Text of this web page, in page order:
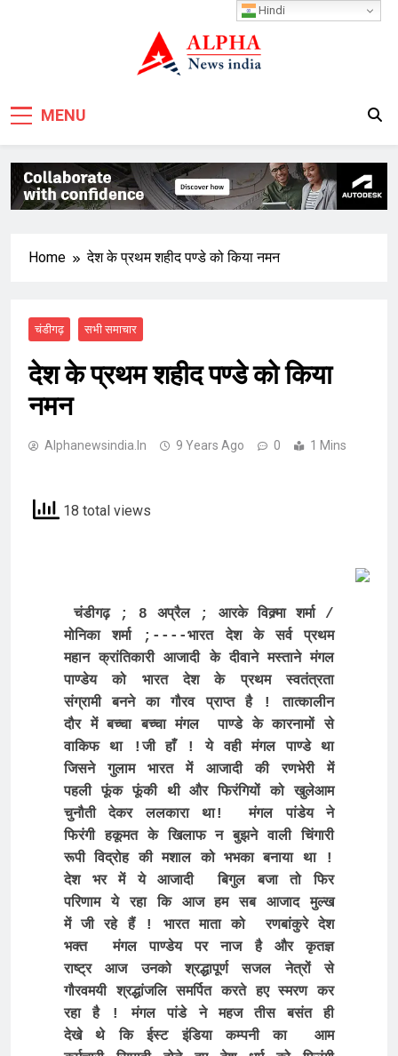
MENU
Home देश के प्रथम शहीद पण्डे को किया नमन
चंडीगढ़ सभी समाचार
देश के प्रथम शहीद पण्डे को किया
नमन
Alphanewsindia.in 9 Years Ago 0 1 Mins
18 total views
चंडीगढ़ ; 8 अप्रैल ; आरके विक्र्मा शर्मा /
मोनिका शर्मा ;----भारत देश के सर्व प्रथम
महान क्रांतिकारी आजादी के दीवाने मस्ताने मंगल
पाण्डेय को भारत देश के प्रथम स्वतंत्रता
संग्रामी बनने का गौरव प्राप्त है ! तात्कालीन
दौर में बच्चा बच्चा मंगल  पाण्डे के कारनामों से
वाकिफ था !जी हाँ ! ये वही मंगल पाण्डे था
जिसने गुलाम भारत में आजादी की रणभेरी में
पहली फूंक फूंकी थी और फिरंगियों को खुलेआम
चुनौती देकर ललकारा था!  मंगल पांडेय ने
फिरंगी हकूमत के खिलाफ न बुझने वाली चिंगारी
रूपी विद्रोह की मशाल को भभका बनाया था !
देश भर में ये आजादी  बिगुल बजा तो फिर
परिणाम ये रहा कि आज हम सब आजाद मुल्ख
में जी रहे हैं ! भारत माता को  रणबांकुरे देश
भक्त  मंगल पाण्डेय पर नाज है और कृतज्ञ
राष्ट्र आज उनको श्रद्धापूर्ण सजल नेत्रों से
गौरवमयी श्रद्धांजलि समर्पित करते हए स्मरण कर
रहा है ! मंगल पांडे ने महज तीस बसंत ही
देखे थे कि ईस्ट इंडिया कम्पनी का  आम
Hindi